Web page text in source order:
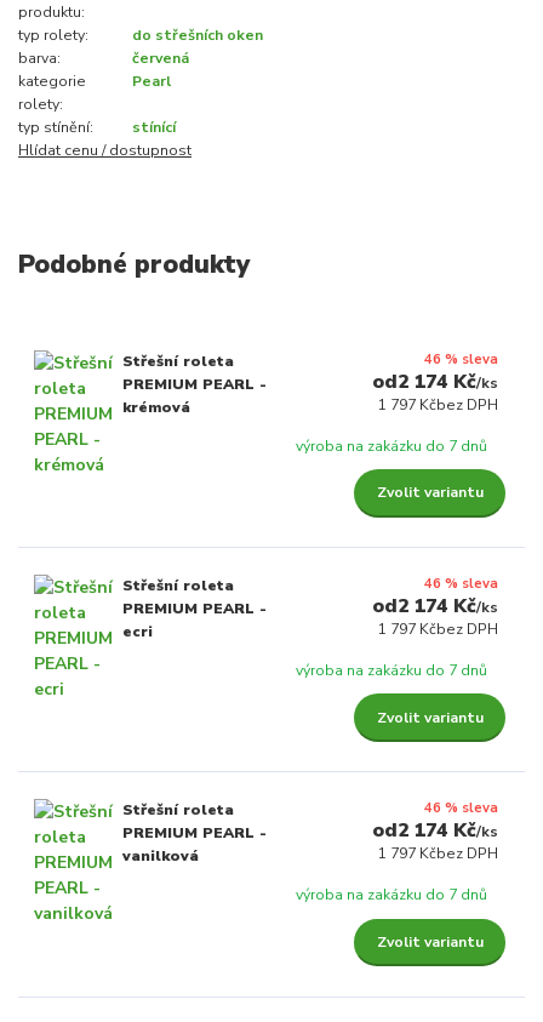
produktu:
typ rolety:
do střešních oken
barva:
červená
kategorie
rolety:
Pearl
typ stínění:
stínící
Hlídat cenu / dostupnost
Podobné produkty
Střešní roleta
PREMIUM PEARL -
krémová
46 % sleva
2 174 Kč/ks
1 797 Kčbez DPH
výroba na zakázku do 7 dnů
Zvolit variantu
Střešní roleta
PREMIUM PEARL -
ecri
46 % sleva
2 174 Kč/ks
1 797 Kčbez DPH
výroba na zakázku do 7 dnů
Zvolit variantu
Střešní roleta
PREMIUM PEARL -
vanilková
46 % sleva
2 174 Kč/ks
1 797 Kčbez DPH
výroba na zakázku do 7 dnů
Zvolit variantu